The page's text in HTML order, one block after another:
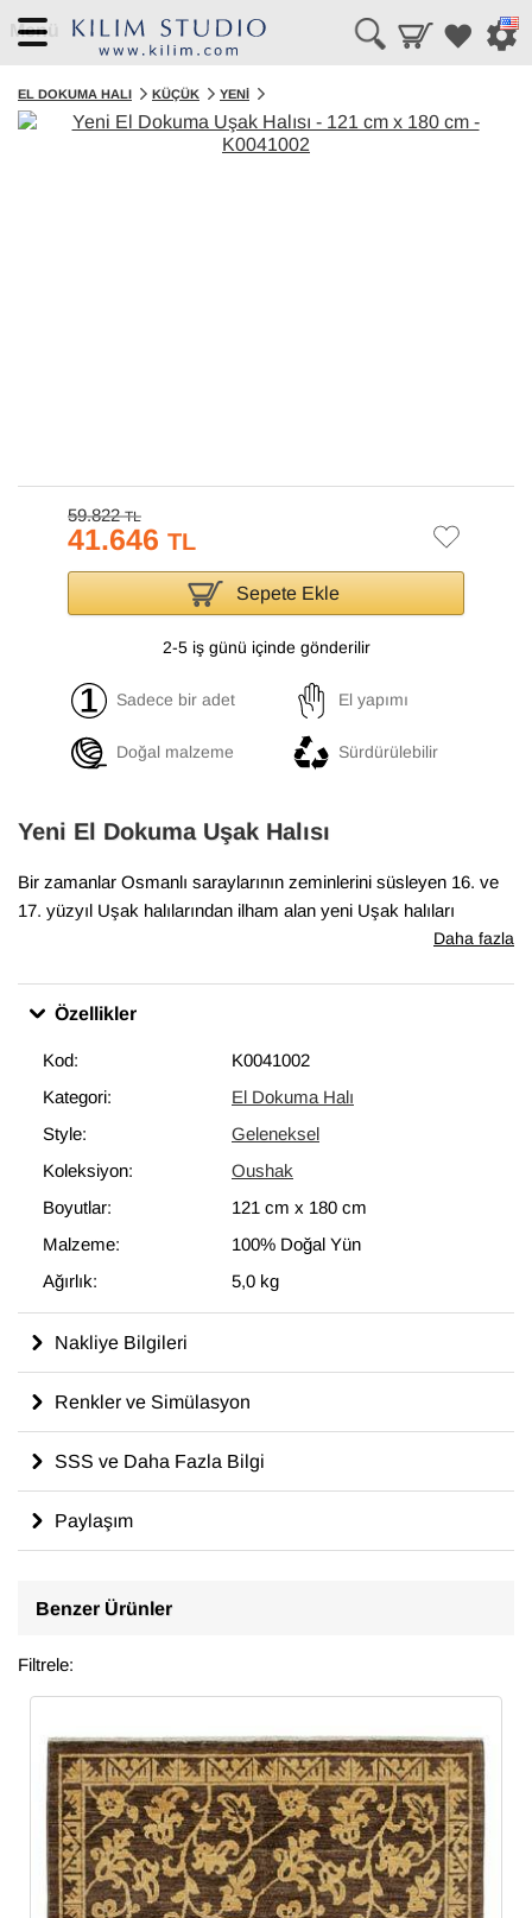
Menü
EL DOKUMA HALI KÜÇÜK YENI
59.822TL
41.646 TL
Sepete Ekle
2-5 iş günü içinde gönderilir
Sadece bir adet El yapımı
Doğal malzeme Sürdürülebilir
Yeni El Dokuma Uşak Halısı
Bir zamanlar Osmanlı saraylarının zeminlerini süsleyen 16. ve
17. yüzyıl Uşak halılarından ilham alan yeni Uşak halıları
koleksiyonumuz, geleneksel tasarımları el dokumasıyla hayata
sağlıyor. Bu özel halı
Daha fazla
Özellikler
Kod:
K0041002
Kategori:
El Dokuma Halı
Style:
Geleneksel
Koleksiyon:
Oushak
Boyutlar:
121 cm x 180 cm
Malzeme:
100% Doğal Yün
Ağırlık:
5,0 kg
Nakliye Bilgileri
Renkler ve Simülasyon
SSS ve Daha Fazla Bilgi
Paylaşım
Benzer Ürünler
Filtrele: